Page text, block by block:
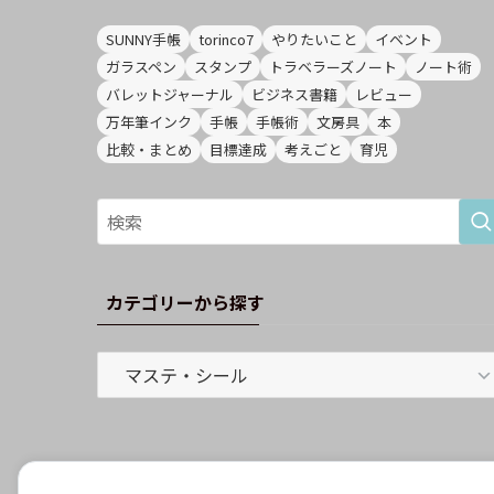
SUNNY手帳 torinco7 やりたいこと
イベント
ガラスペン
スタンプ トラベラーズノート
ノート術
バレットジャーナル
ビジネス書籍
レビュー
万年筆インク
手帳 手帳術 文房具
本
比較・まとめ
目標達成 考えごと 育児
カテゴリーから探す
テ